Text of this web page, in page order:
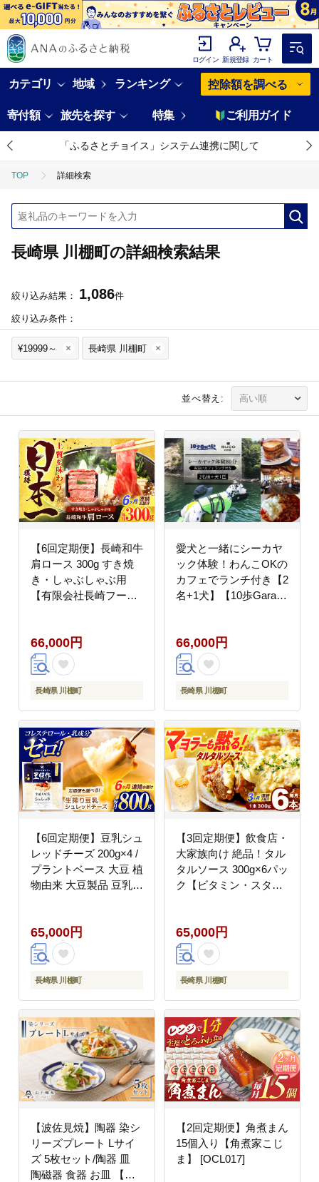
ログイン 新規登録 カート
カテゴリ 地域 ランキング 控除額を調べる
寄付額 旅先を探す 特集 ご利用ガイド
「ふるさとチョイス」システム連携に関して
TOP 詳細検索
長崎県 川棚町の詳細検索結果
絞り込み結果： 1,086件
絞り込み条件：
¥19999～ 長崎県 川棚町
並べ替え:
【6回定期便】長崎和牛
肩ロース 300g すき焼
き・しゃぶしゃぶ用
【有限会社長崎フード
66,000円
長崎県 川棚町
愛犬と一緒にシーカヤ
ック体験！わんこOKの
カフェでランチ付き【2
名+1犬】【10歩Garage
66,000円
長崎県 川棚町
【6回定期便】豆乳シュ
レッドチーズ 200g×4 /
プラントベース 大豆 植
物由来 大豆製品 豆乳チ
ー対応 ヘルシー コレス
テロールゼロ ソイミル
ク 健康 乳製品不使用
低カロリー パック【大
65,000円
長崎県 川棚町
【3回定期便】飲食店・
大家族向け 絶品！タル
タルソース 300g×6パッ
ク【ビタミン・スタン
り焼き チキン南蛮 調味
料理 サンドイッチ タル
タルソース
65,000円
長崎県 川棚町
【波佐見焼】陶器 染シ
リーズプレート Lサイ
ズ 5枚セット/陶器 皿
陶磁器 食器 お皿 【山
【2回定期便】角煮まん
15個入り【角煮家こじ
ま】 [OCL017]